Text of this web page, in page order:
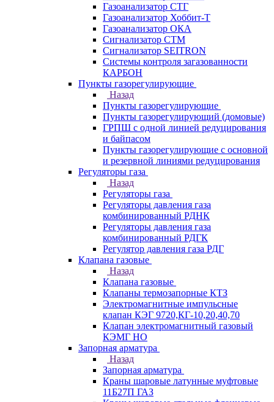
Газоанализатор СТГ
Газоанализатор Хоббит-Т
Газоанализатор ОКА
Сигнализатор СТМ
Сигнализатор SEITRON
Системы контроля загазованности
КАРБОН
Пункты газорегулирующие
Назад
Пункты газорегулирующие
Пункты газорегулирующий (домовые)
ГРПШ с одной линией редуцирования
и байпасом
Пункты газорегулирующие с основной
и резервной линиями редуцирования
Регуляторы газа
Назад
Регуляторы газа
Регуляторы давления газа
комбинированный РДНК
Регуляторы давления газа
комбинированный РДГК
Регулятор давления газа РДГ
Клапана газовые
Назад
Клапана газовые
Клапаны термозапорные КТЗ
Электромагнитные импульсные
клапан КЭГ 9720,КГ-10,20,40,70
Клапан электромагнитный газовый
КЭМГ НО
Запорная арматура
Назад
Запорная арматура
Краны шаровые латунные муфтовые
11Б27П ГАЗ